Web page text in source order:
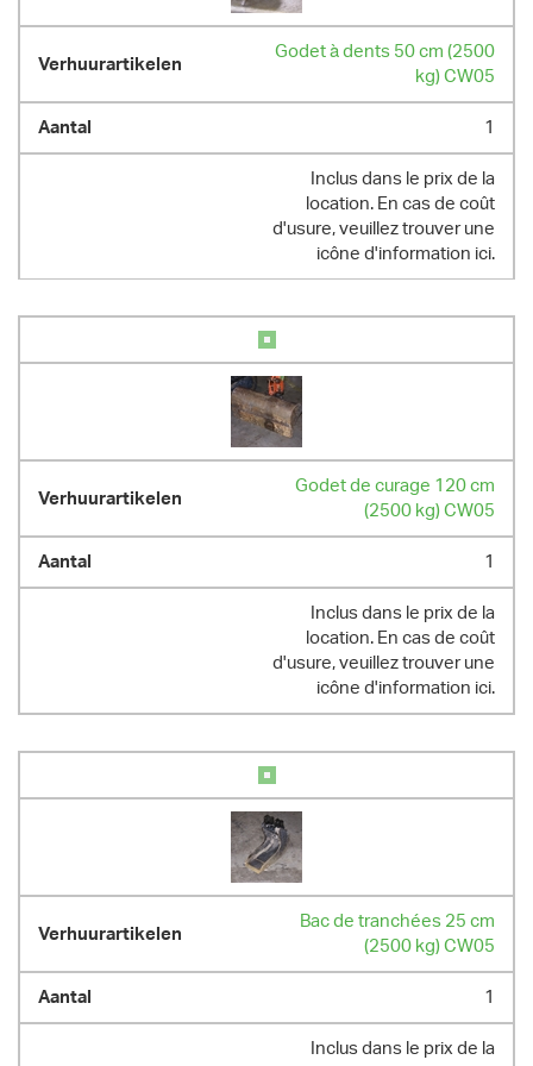
- capacité du réservoir à carburant : 45 L
par semaine ; heures supplémentaires facturées au prorata
DIMENSIONS (L X L X H) :
Godet à dents 50 cm (2500
kg) CW05
1
Inclus dans le prix de la
location. En cas de coût
d'usure, veuillez trouver une
icône d'information ici.
Godet de curage 120 cm
(2500 kg) CW05
1
Inclus dans le prix de la
location. En cas de coût
d'usure, veuillez trouver une
icône d'information ici.
Bac de tranchées 25 cm
(2500 kg) CW05
1
Inclus dans le prix de la